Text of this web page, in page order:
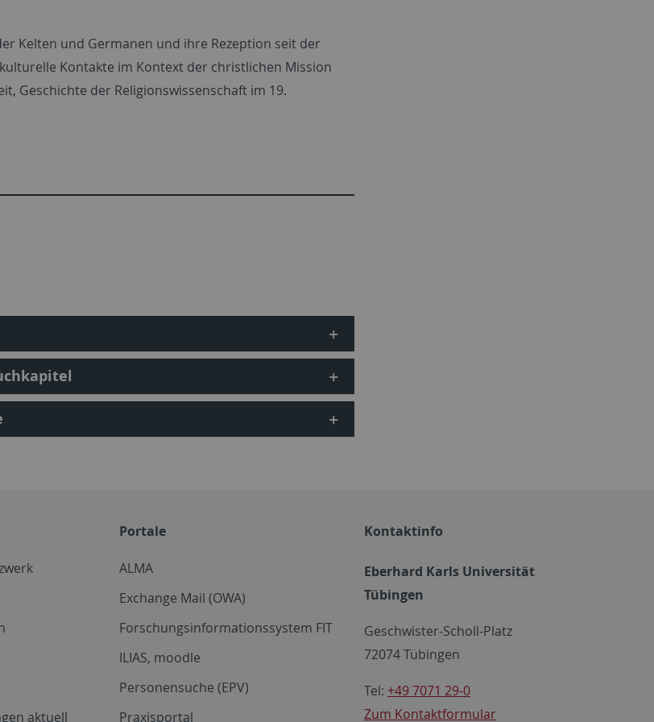
Kelten und Germanen und ihre Rezeption seit der
Kontakte im Kontext der christlichen Mission
Geschichte der Religionswissenschaft im 19.
aktuell
Portale
ALMA
Exchange Mail (OWA)
Forschungsinformationssystem FIT
ILIAS, moodle
Personensuche (EPV)
Praxisportal
Kontaktinfo
Eberhard Karls Universität
Tübingen
Geschwister-Scholl-Platz
72074 Tübingen
Tel: +49 7071 29-0
Zum Kontaktformular